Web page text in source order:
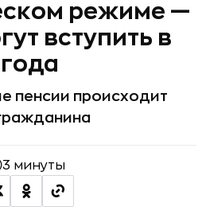
режиме —
вступить в
пенсии происходит
3 минуты